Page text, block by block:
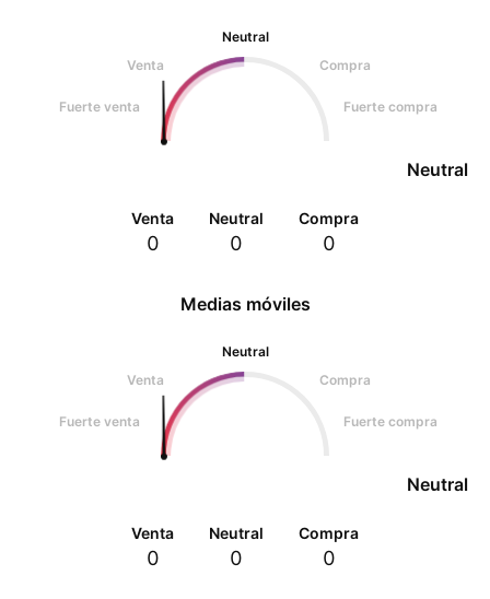
Neutral
Venta
Compra
Fuerte venta Fuerte compra
Neutral
Venta
0
Neutral
0
Compra
0
Medias móviles
Neutral
Venta
Compra
Fuerte venta Fuerte compra
Neutral
Venta
0
Neutral
0
Compra
0